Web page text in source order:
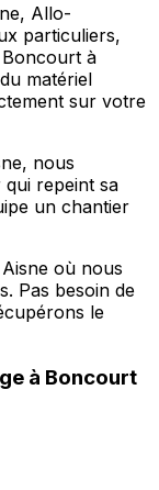
Allo-
particuliers,
à
matériel
sur votre
nous
repeint sa
un chantier
où nous
Pas besoin de
le
à Boncourt